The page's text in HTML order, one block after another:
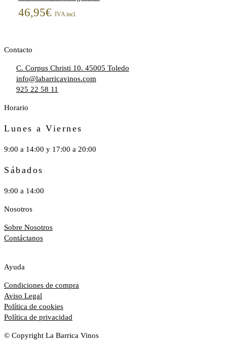
46,95€ IVA incl.
Contacto
C. Corpus Christi 10. 45005 Toledo
info@labarricavinos.com
925 22 58 11
Horario
Lunes a Viernes
9:00 a 14:00 y 17:00 a 20:00
Sábados
9:00 a 14:00
Nosotros
Sobre Nosotros
Contáctanos
Ayuda
Condiciones de compra
Aviso Legal
Política de cookies
Política de privacidad
© Copyright La Barrica Vinos